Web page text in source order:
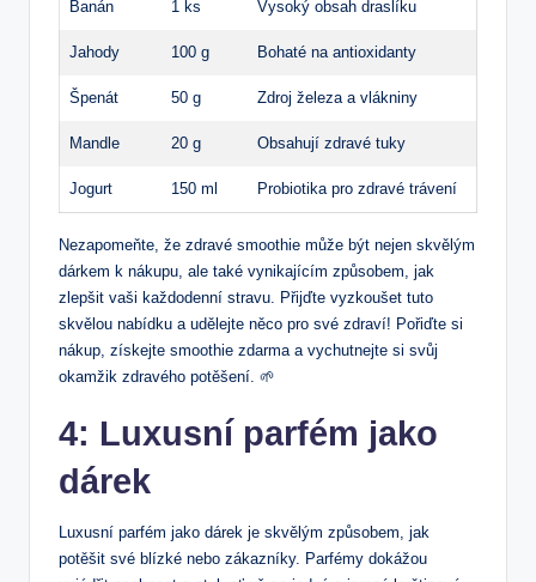
Banán 1⁣ ks Vysoký obsah draslíku
Jahody 100 g Bohaté na antioxidanty
Špenát 50 g Zdroj železa⁣ a⁤ vlákniny
Mandle 20⁣ g Obsahují⁤ zdravé tuky
Jogurt 150 ml Probiotika pro zdravé trávení
Nezapomeňte,⁣ že ‍zdravé smoothie může být​ nejen skvělým
dárkem k nákupu, ale také vynikajícím⁢ způsobem, ⁤jak
zlepšit vaši každodenní stravu.⁢ Přijďte vyzkoušet tuto
⁤skvělou nabídku a​ udělejte něco pro⁤ své zdraví! Pořiďte‍ si‍
nákup, získejte ‌smoothie zdarma a‍ vychutnejte si svůj
⁣okamžik zdravého potěšení. 🌱
4: ⁣Luxusní parfém jako
dárek
Luxusní ‌parfém jako dárek je skvělým způsobem, jak
⁣potěšit své blízké nebo zákazníky. Parfémy dokážou ​